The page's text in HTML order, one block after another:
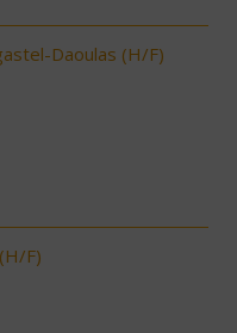
Daoulas (H/F)
F)